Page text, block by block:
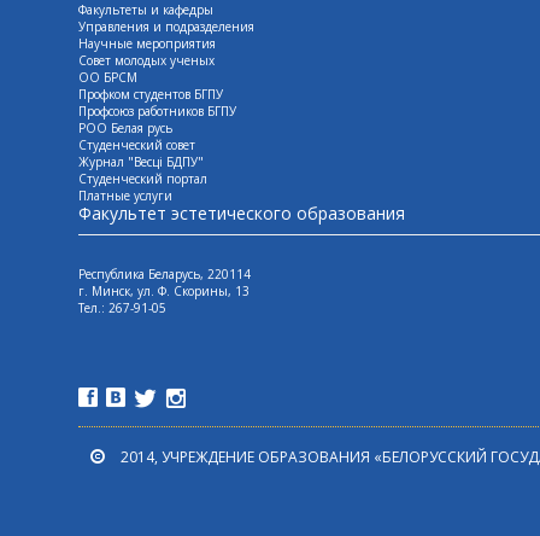
Факультеты и кафедры
Управления и подразделения
Научные мероприятия
Совет молодых ученых
ОО БРСМ
Профком студентов БГПУ
Профсоюз работников БГПУ
РОО Белая русь
Студенческий совет
Журнал "Весцi БДПУ"
Студенческий портал
Платные услуги
Факультет эстетического образования
Республика Беларусь, 220114
г. Минск, ул. Ф. Скорины, 13
Tел.: 267-91-05
2014, УЧРЕЖДЕНИЕ ОБРАЗОВАНИЯ «БЕЛОРУССКИЙ